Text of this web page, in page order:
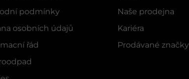
podmínky
osobních údajů
řád
Naše prodejna
Kariéra
Prodávané značky